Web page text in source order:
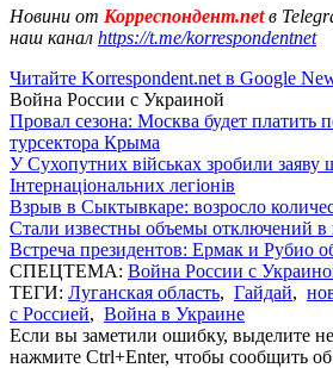
Новини от Корреспондент.netв
наш канал https://t.me/korrespondentnet
Читайте Korrespondent.net в Google
Война России с Украиной
Провал сезона: Москва будет платить
турсектора Крыма
У Сухопутних військах зробили заяву
Інтернаціональних легіонів
Взрыв в Сыктывкаре: возросло
Стали известны объемы отключений в
Встреча президентов: Ермак и Рубио
СПЕЦТЕМА: Война России с
ТЕГИ: Луганская область, Гайдай,
с Россией, Война в Украине
Если вы заметили ошибку, выделите
нажмите Ctrl+Enter, чтобы сообщить